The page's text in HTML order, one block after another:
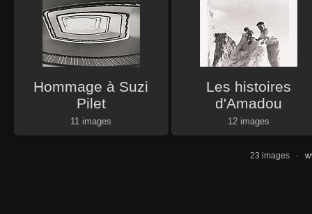
Hommage à Suzi
Pilet
11 images
Les histoires
d'Amadou
12 images
23 images ·